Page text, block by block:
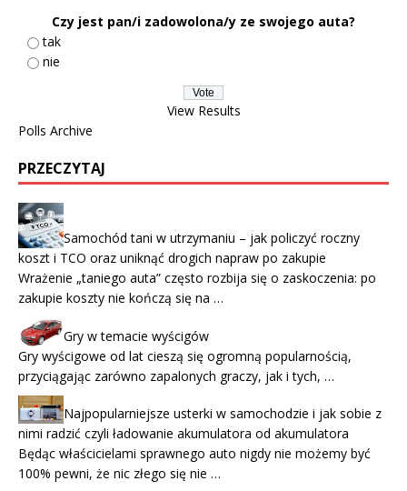
Czy jest pan/i zadowolona/y ze swojego auta?
tak
nie
View Results
Polls Archive
PRZECZYTAJ
Samochód tani w utrzymaniu – jak policzyć roczny
koszt i TCO oraz uniknąć drogich napraw po zakupie
Wrażenie „taniego auta” często rozbija się o zaskoczenia: po
zakupie koszty nie kończą się na …
Gry w temacie wyścigów
Gry wyścigowe od lat cieszą się ogromną popularnością,
przyciągając zarówno zapalonych graczy, jak i tych, …
Najpopularniejsze usterki w samochodzie i jak sobie z
nimi radzić czyli ładowanie akumulatora od akumulatora
Będąc właścicielami sprawnego auto nigdy nie możemy być
100% pewni, że nic złego się nie …